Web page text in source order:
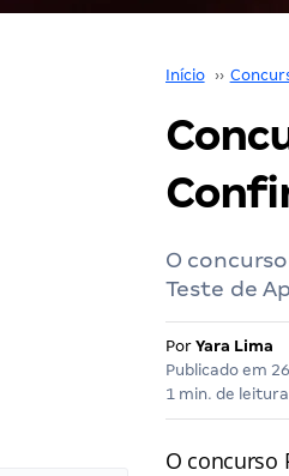
Início ››
O
Teste de
Por Yara Lima
Publicado em
1 min. de leitura
O concurso